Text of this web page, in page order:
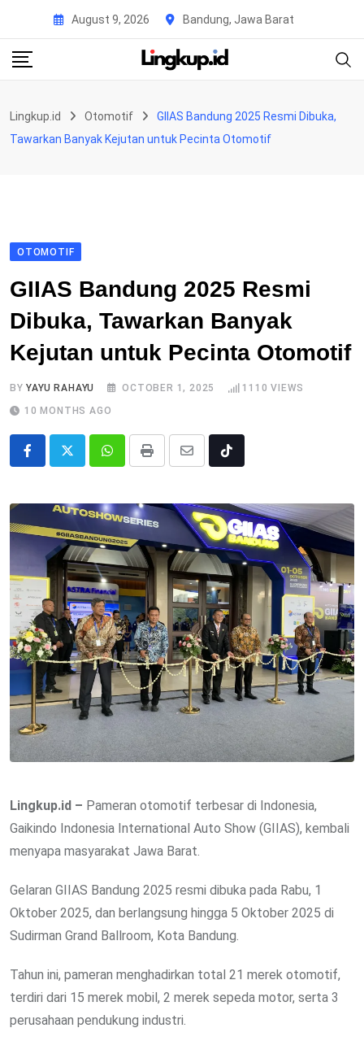
content
August 9, 2026 Bandung, Jawa Barat
Lingkup.id Otomotif
GIIAS Bandung 2025 Resmi Dibuka,
Tawarkan Banyak Kejutan untuk Pecinta Otomotif
OTOMOTIF
GIIAS Bandung 2025 Resmi
Dibuka, Tawarkan Banyak
Kejutan untuk Pecinta Otomotif
BYYAYU RAHAYU OCTOBER 1, 2025 1110 VIEWS
10 MONTHS AGO
Whatsapp
Print
Share
Email
Tiktok
Lingkup.id – Pameran otomotif terbesar di Indonesia,
Gaikindo Indonesia International Auto Show (GIIAS), kembali
menyapa masyarakat Jawa Barat.
Gelaran GIIAS Bandung 2025 resmi dibuka pada Rabu, 1
Oktober 2025, dan berlangsung hingga 5 Oktober 2025 di
Sudirman Grand Ballroom, Kota Bandung.
Tahun ini, pameran menghadirkan total 21 merek otomotif,
terdiri dari 15 merek mobil, 2 merek sepeda motor, serta 3
perusahaan pendukung industri.